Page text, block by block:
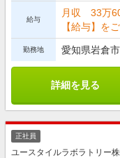
給与
月収 33万
【給与】を
勤務地 愛知県岩倉市
詳細を見る
正社員
ユースタイルラボラトリー